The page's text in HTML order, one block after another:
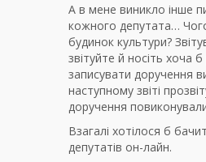
А в мене виникло інше
кожного депутата…
будинок культури?
звітуйте й носіть хоча
записувати доручення
наступному звіті
доручення
Взагалі хотілося б
депутатів он-лайн.